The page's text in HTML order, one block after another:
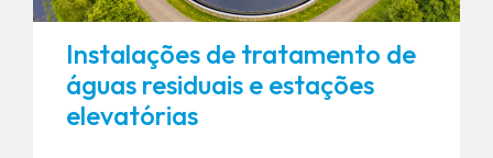
Instalações de tratamento de
águas residuais e estações
elevatórias